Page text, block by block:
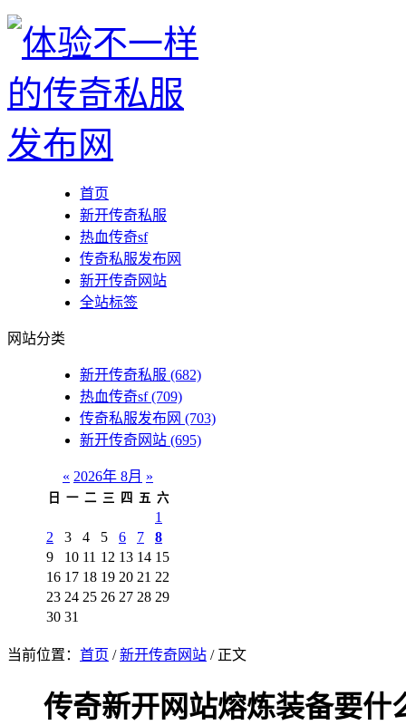
首页
新开传奇私服
热血传奇sf
传奇私服发布网
新开传奇网站
全站标签
网站分类
新开传奇私服 (682)
热血传奇sf(709)
传奇私服发布网 (703)
新开传奇网站 (695)
« 2026年 8月 »
日 一 二 三 四 五 六
1
2
3 4 5 6 7
8
9
10 11 12 13 14 15
16 17 18 19 20 21 22
23 24 25 26 27 28 29
30 31
当前位置： 首页 /新开传奇网站 / 正文
传奇新开网站熔炼装备要什